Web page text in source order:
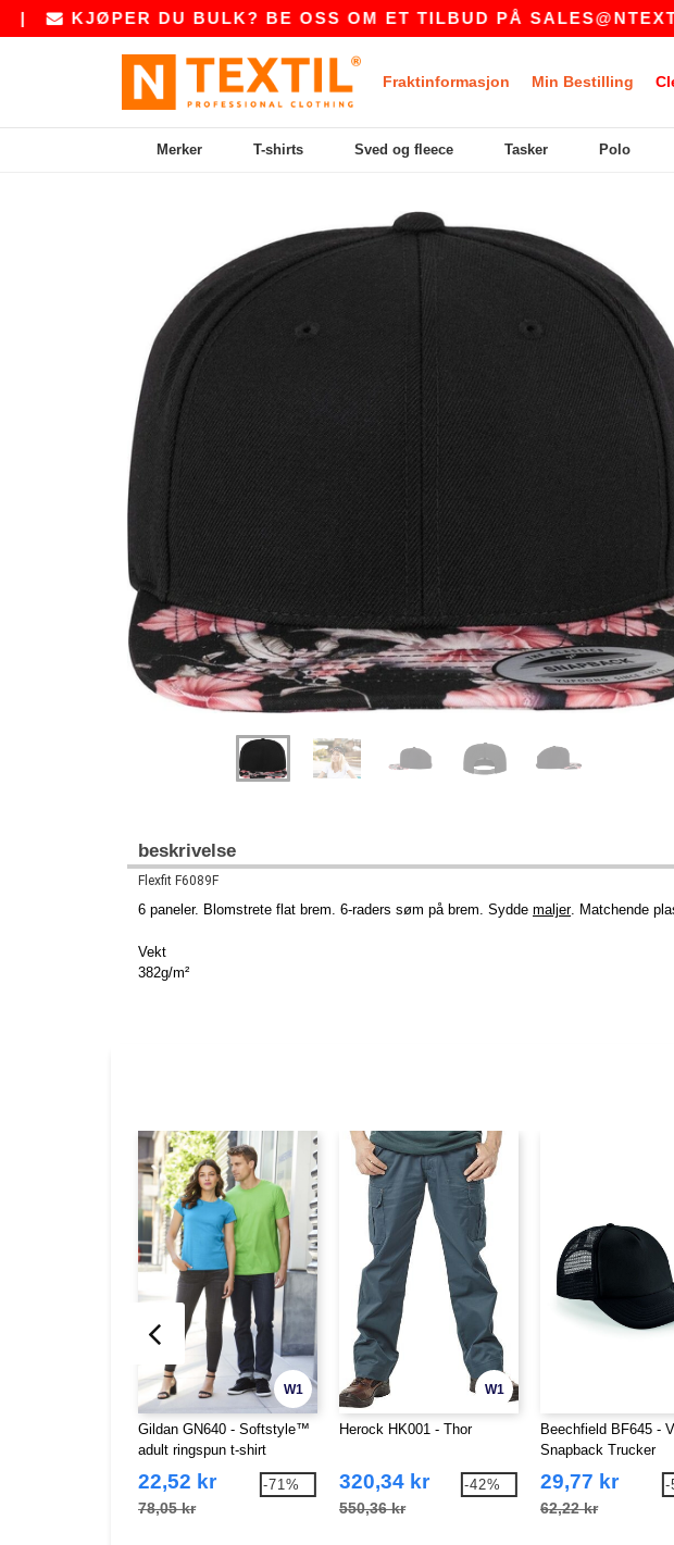
KJØPER DU BULK? BE OSS OM ET TILBUD PÅ
Fraktinformasjon Min Bestilling
Merker T-shirts Sved og fleece Tasker Polo
Previous
Next
beskrivelse
Flexfit F6089F
6 paneler. Blomstrete flat brem. 6-raders søm på brem. Sydde maljer. Matchende
Vekt
382g/m²
W1
Gildan GN640 - Softstyle™
adult ringspun t-shirt
22,52 kr
78,05 kr
-71%
W1
Herock HK001 - Thor
320,34 kr
550,36 kr
-42%
Beechfield BF645 -
Snapback Trucker
29,77 kr
62,22 kr
-